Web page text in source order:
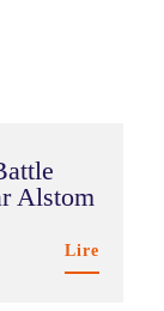
Alstom
Lire